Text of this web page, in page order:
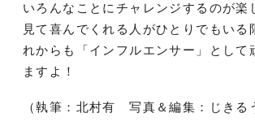
いろんなことにチャレンジするのが楽
見て喜んでくれる人がひとりでもいる
れからも「インフルエンサー」として
ますよ！
（執筆：北村有 写真＆編集：じきる